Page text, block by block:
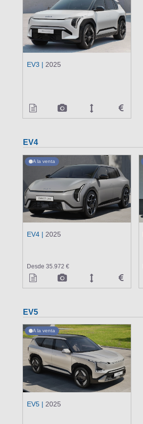
EV3 | 2025
EV4
A la venta
EV4 | 2025
Desde 35.972 €
EV5
A la venta
EV5 | 2025